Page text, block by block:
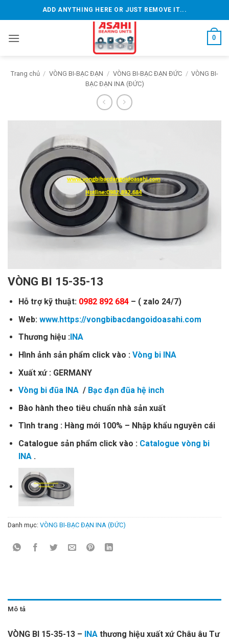
qua
dung
ADD ANYTHING HERE OR JUST REMOVE IT...
0
Trang chủ / VÒNG BI-BẠC ĐẠN / VÒNG BI-BẠC ĐẠN ĐỨC / VÒNG BI-
BẠC ĐẠN INA (ĐỨC)
VÒNG BI 15-35-13
Hỗ trợ kỹ thuật: 0982 892 684 – ( zalo 24/7)
Web: www.https://vongbibacdangoidoasahi.com
Thương hiệu :INA
Hình ảnh sản phẩm click vào : Vòng bi INA
Xuất xứ : GERMANY
Vòng bi đũa INA/ Bạc đạn đũa hệ inch
Bào hành theo tiêu chuẩn nhà sản xuất
Tình trang : Hàng mới 100% – Nhập khẩu nguyên cái
Catalogue sản phẩm click vào : Catalogue vòng bi
INA.
Danh mục: VÒNG BI-BẠC ĐẠN INA (ĐỨC)
Mô tả
VÒNG BI 15-35-13 – INA thương hiệu xuất xứ Châu âu Tư